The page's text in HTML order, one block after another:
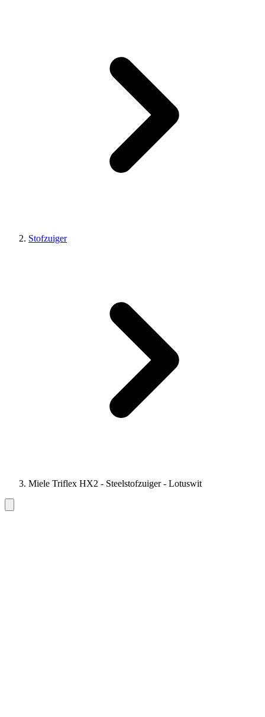
Stofzuiger
Miele Triflex HX2 - Steelstofzuiger - Lotuswit